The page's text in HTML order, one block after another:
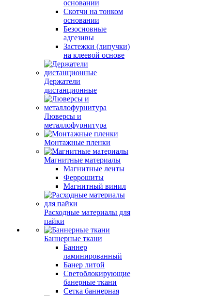
основании
Скотчи на тонком
основании
Безосновные
адгезивы
Застежки (липучки)
на клеевой основе
Держатели
дистанционные
Люверсы и
металлофурнитура
Монтажные пленки
Магнитные материалы
Магнитные ленты
Феррошиты
Магнитный винил
Расходные материалы для
пайки
Баннерные ткани
Баннер
ламинированный
Банер литой
Светоблокирующие
банерные ткани
Сетка баннерная